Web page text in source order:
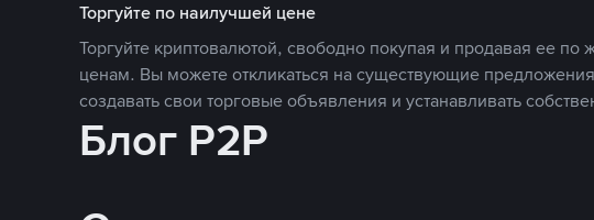
Торгуйте по наилучшей цене
Торгуйте криптовалютой, свободно покупая и продавая ее по
ценам. Вы можете откликаться на существующие
создавать свои торговые объявления и устанавливать
Блог P2P